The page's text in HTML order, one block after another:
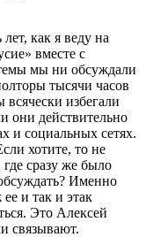
как я веду на
вместе с
мы ни обсуждали
тысячи часов
избегали
они действительно
и социальных сетях.
хотите, то не
сразу же было
Именно
и так и этак
Это Алексей
связывают.